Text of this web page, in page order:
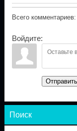
Всего комментариев:
Войдите:
Отправить
Поиск